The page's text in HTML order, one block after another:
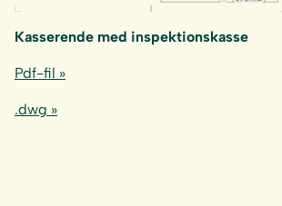
Kasserende med inspektionskasse
Pdf-fil »
.dwg »